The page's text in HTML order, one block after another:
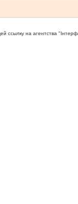
на агентства